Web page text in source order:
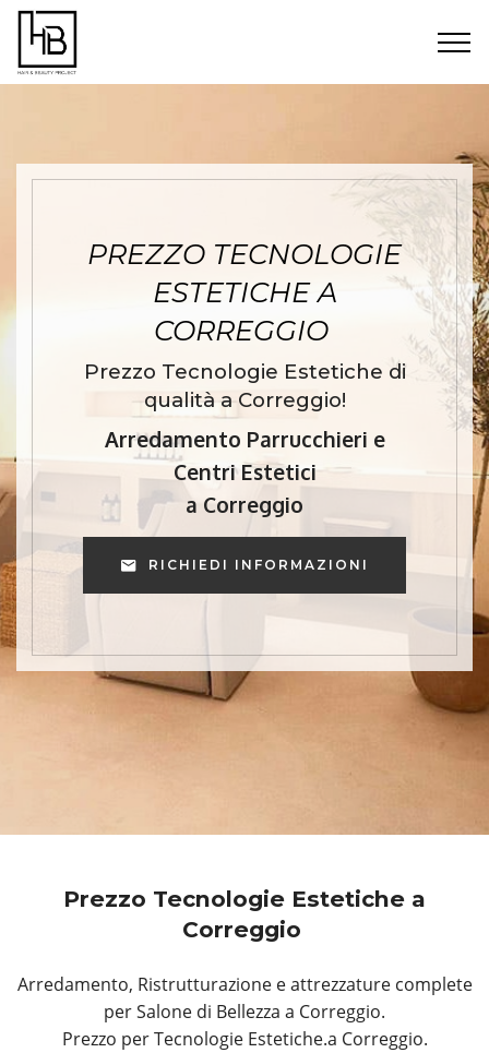
PREZZO TECNOLOGIE
ESTETICHE A
CORREGGIO
Prezzo Tecnologie Estetiche di
qualità a Correggio!
Arredamento Parrucchieri e
Centri Estetici
a Correggio
RICHIEDI INFORMAZIONI
Prezzo Tecnologie Estetiche a
Correggio
Arredamento, Ristrutturazione e attrezzature complete
per Salone di Bellezza a Correggio.
Prezzo per Tecnologie Estetiche.a Correggio.